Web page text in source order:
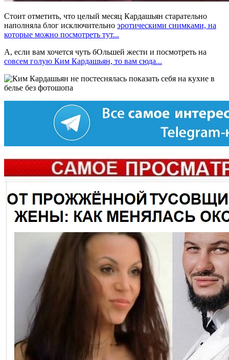
Стоит отметить, что целый месяц Кардашьян старательно
наполняла блог исключительно эротическими снимками, на
которые можно посмотреть тут...
А, если вам хочется чуть бОльшей жести и посмотреть на
совсем голую Ким Кардашьян, то вам сюда...